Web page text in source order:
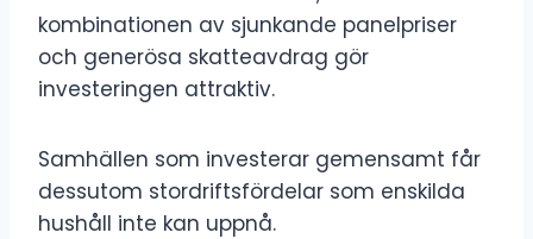
kombinationen av sjunkande panelpriser
och generösa skatteavdrag gör
investeringen attraktiv.
Samhällen som investerar gemensamt får
dessutom stordriftsfördelar som enskilda
hushåll inte kan uppnå.